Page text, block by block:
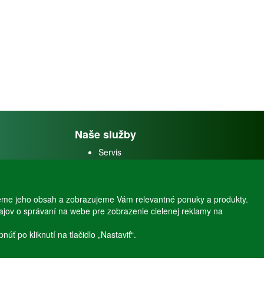
Naše služby
Servis
jeho obsah a zobrazujeme Vám relevantné ponuky a produkty.
o správaní na webe pre zobrazenie cielenej reklamy na
po kliknutí na tlačidlo „Nastaviť“.